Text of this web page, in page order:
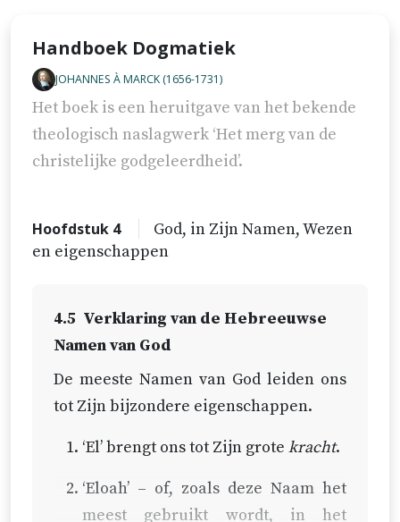
Handboek Dogmatiek
JOHANNES À MARCK (1656-1731)
Het boek is een heruitgave van het bekende
theologisch naslagwerk ‘Het merg van de
christelijke godgeleerdheid’.
Hoofdstuk 4
God, in Zijn Namen, Wezen
en eigenschappen
4.5 Verklaring van de Hebreeuwse
Namen van God
De meeste Namen van God leiden ons
tot Zijn bijzondere eigenschappen.
‘El’ brengt ons tot Zijn grote kracht.
‘Eloah’ – of, zoals deze Naam het
meest gebruikt wordt, in het